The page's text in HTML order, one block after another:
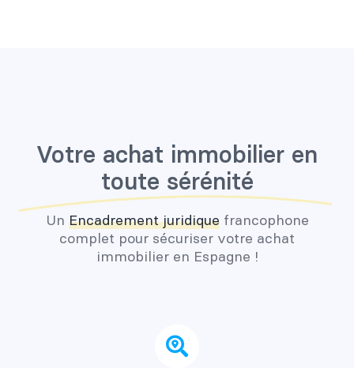
Votre achat immobilier en
toute sérénité
Un Encadrement juridiquefrancophone
complet pour sécuriser votre achat
immobilier en Espagne !